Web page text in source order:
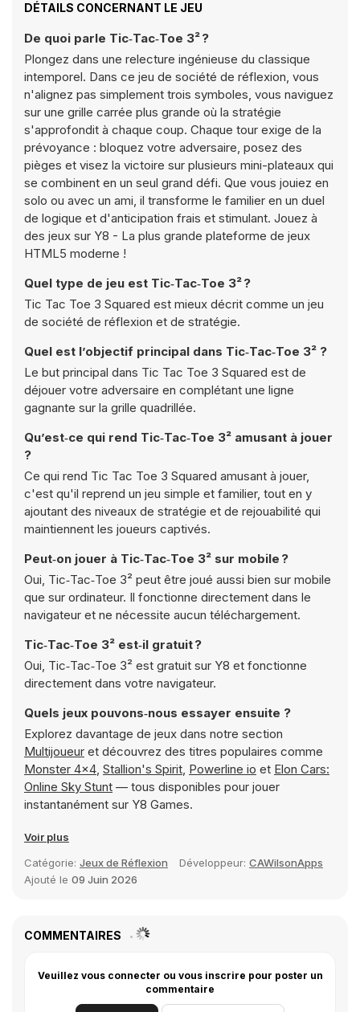
DÉTAILS CONCERNANT LE JEU
De quoi parle Tic‑Tac‑Toe 3² ?
Plongez dans une relecture ingénieuse du classique
intemporel. Dans ce jeu de société de réflexion, vous
n'alignez pas simplement trois symboles, vous naviguez
sur une grille carrée plus grande où la stratégie
s'approfondit à chaque coup. Chaque tour exige de la
prévoyance : bloquez votre adversaire, posez des
pièges et visez la victoire sur plusieurs mini-plateaux qui
se combinent en un seul grand défi. Que vous jouiez en
solo ou avec un ami, il transforme le familier en un duel
de logique et d'anticipation frais et stimulant. Jouez à
des jeux sur Y8 - La plus grande plateforme de jeux
HTML5 moderne !
Quel type de jeu est Tic‑Tac‑Toe 3² ?
Tic Tac Toe 3 Squared est mieux décrit comme un jeu
de société de réflexion et de stratégie.
Quel est l’objectif principal dans Tic‑Tac‑Toe 3² ?
Le but principal dans Tic Tac Toe 3 Squared est de
déjouer votre adversaire en complétant une ligne
gagnante sur la grille quadrillée.
Qu’est‑ce qui rend Tic‑Tac‑Toe 3² amusant à jouer
?
Ce qui rend Tic Tac Toe 3 Squared amusant à jouer,
c'est qu'il reprend un jeu simple et familier, tout en y
ajoutant des niveaux de stratégie et de rejouabilité qui
maintiennent les joueurs captivés.
Peut‑on jouer à Tic‑Tac‑Toe 3² sur mobile ?
Oui, Tic‑Tac‑Toe 3² peut être joué aussi bien sur mobile
que sur ordinateur. Il fonctionne directement dans le
navigateur et ne nécessite aucun téléchargement.
Tic‑Tac‑Toe 3² est‑il gratuit ?
Oui, Tic‑Tac‑Toe 3² est gratuit sur Y8 et fonctionne
directement dans votre navigateur.
Quels jeux pouvons‑nous essayer ensuite ?
Explorez davantage de jeux dans notre section
Multijoueur et découvrez des titres populaires comme
Monster 4x4, Stallion's Spirit, Powerline io et Elon Cars:
Online Sky Stunt — tous disponibles pour jouer
instantanément sur Y8 Games.
Voir plus
Catégorie: Jeux de Réflexion Développeur: CAWilsonApps
Ajouté le 09 Juin 2026
COMMENTAIRES
Veuillez vous connecter ou vous inscrire pour poster un
commentaire